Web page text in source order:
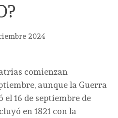
2024
comienzan
aunque la Guerra
16 de septiembre de
en 1821 con la